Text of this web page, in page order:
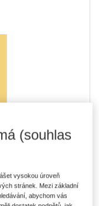
(souhlas
vysokou úroveň
stránek. Mezi základní
abychom vás